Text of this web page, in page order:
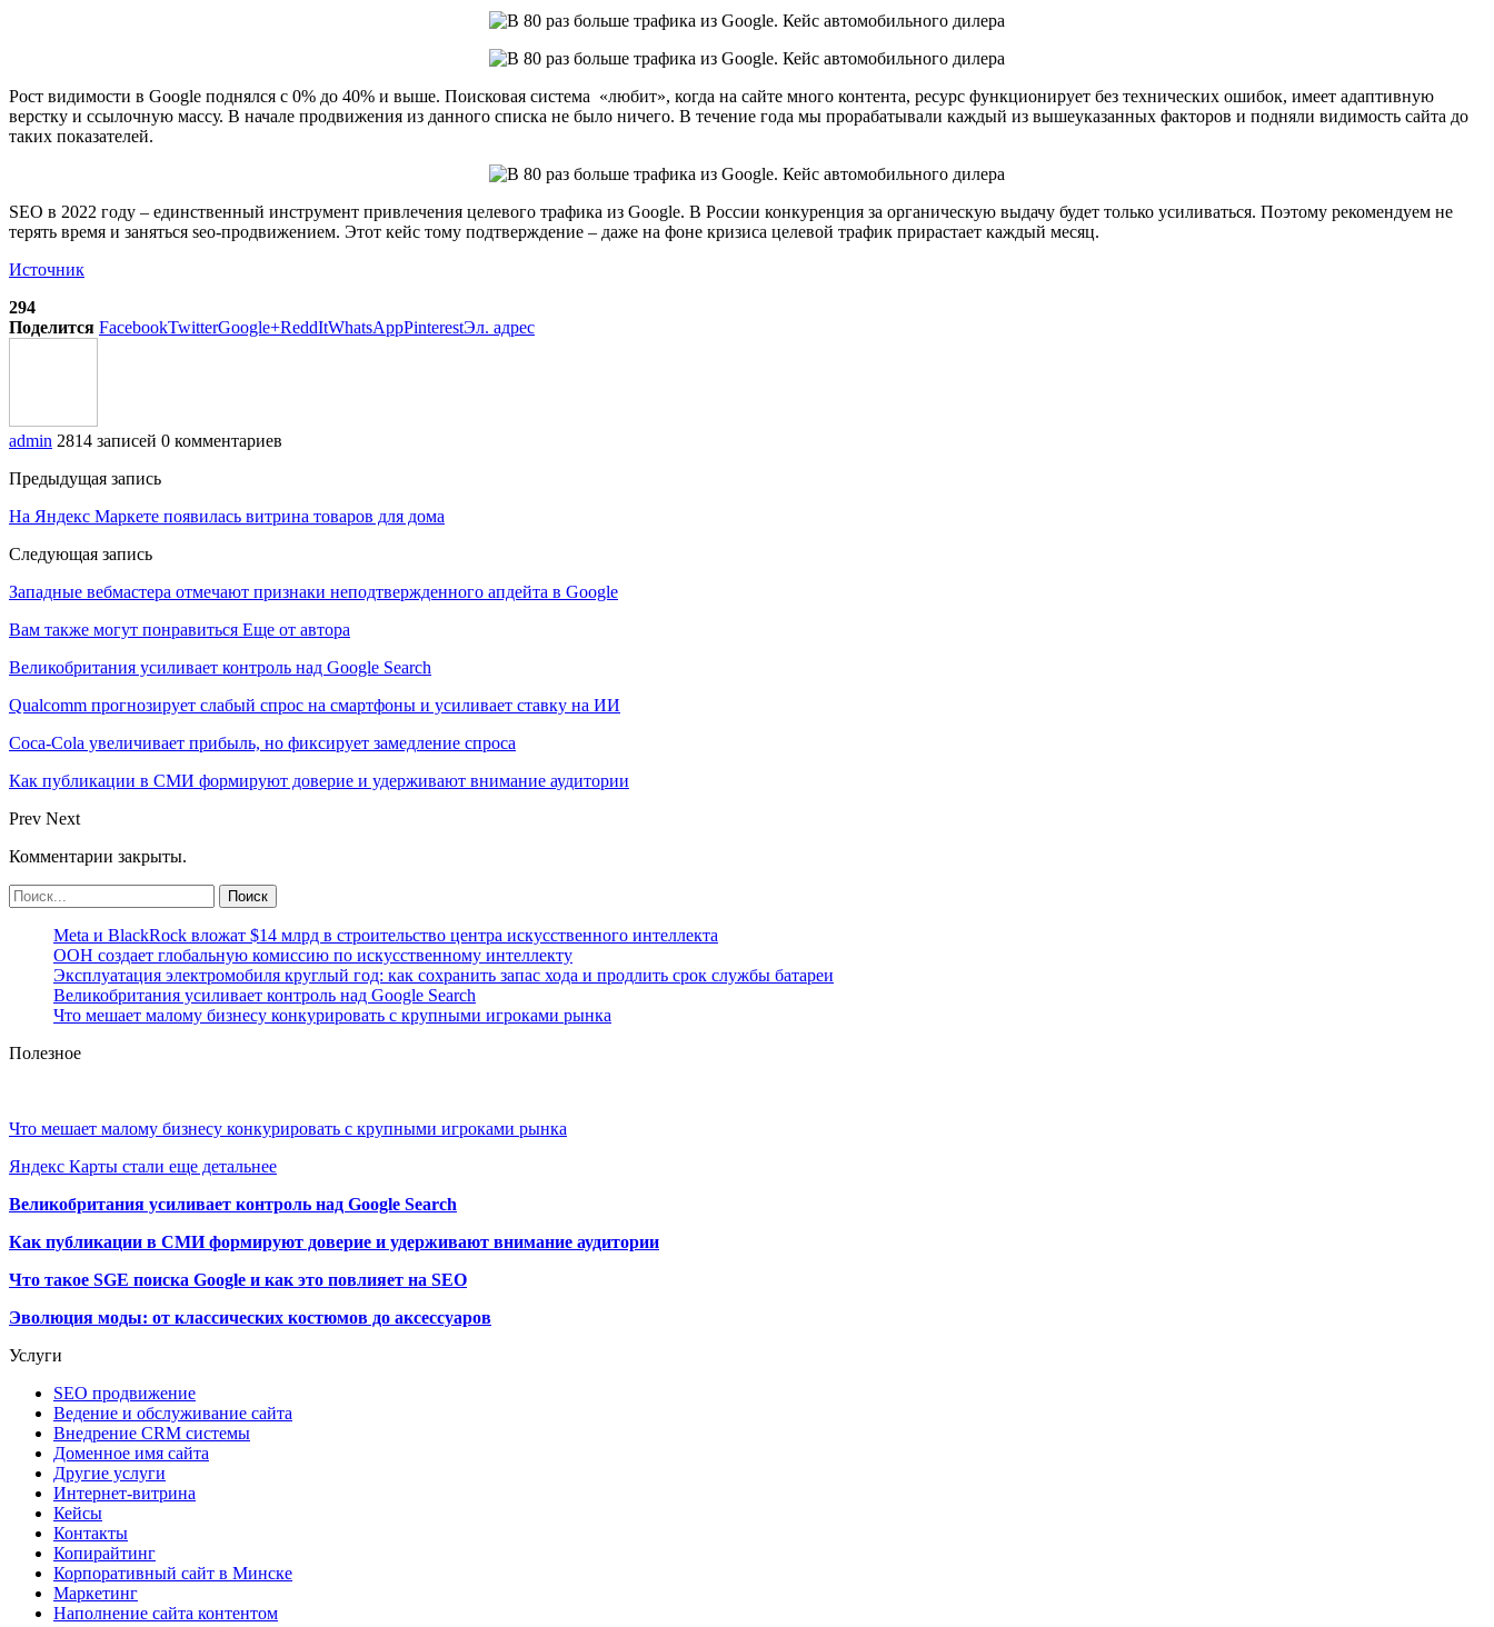
Рост видимости в Google поднялся с 0% до 40% и выше. Поисковая система «любит», когда на сайте много контента, ресурс функционирует без технических ошибок, имеет адаптивную
верстку и ссылочную массу. В начале продвижения из данного списка не было ничего. В течение года мы прорабатывали каждый из вышеуказанных факторов и подняли видимость сайта до
таких показателей.
SEO в 2022 году – единственный инструмент привлечения целевого трафика из Google. В России конкуренция за органическую выдачу будет только усиливаться. Поэтому рекомендуем не
терять время и заняться seo-продвижением. Этот кейс тому подтверждение – даже на фоне кризиса целевой трафик прирастает каждый месяц.
Источник
294
Поделится FacebookTwitterGoogle+ReddItWhatsAppPinterestЭл. адрес
admin 2814 записей 0 комментариев
Предыдущая запись
На Яндекс Маркете появилась витрина товаров для дома
Следующая запись
Западные вебмастера отмечают признаки неподтвержденного апдейта в Google
Вам также могут понравиться Еще от автора
Великобритания усиливает контроль над Google Search
Qualcomm прогнозирует слабый спрос на смартфоны и усиливает ставку на ИИ
Coca-Cola увеличивает прибыль, но фиксирует замедление спроса
Как публикации в СМИ формируют доверие и удерживают внимание аудитории
Prev Next
Комментарии закрыты.
Meta и BlackRock вложат $14 млрд в строительство центра искусственного интеллекта
ООН создает глобальную комиссию по искусственному интеллекту
Эксплуатация электромобиля круглый год: как сохранить запас хода и продлить срок службы батареи
Великобритания усиливает контроль над Google Search
Что мешает малому бизнесу конкурировать с крупными игроками рынка
Полезное
Что мешает малому бизнесу конкурировать с крупными игроками рынка
Яндекс Карты стали еще детальнее
Великобритания усиливает контроль над Google Search
Как публикации в СМИ формируют доверие и удерживают внимание аудитории
Что такое SGE поиска Google и как это повлияет на SEO
Эволюция моды: от классических костюмов до аксессуаров
Услуги
SEO продвижение
Ведение и обслуживание сайта
Внедрение CRM системы
Доменное имя сайта
Другие услуги
Интернет-витрина
Кейсы
Контакты
Копирайтинг
Корпоративный сайт в Минске
Маркетинг
Наполнение сайта контентом